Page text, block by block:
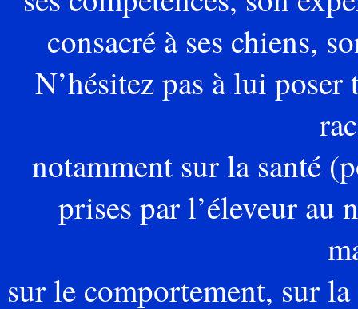
consacré à ses chiens,
N’hésitez pas à lui
notammentsur la santé
prises par l’éleveur au
sur le comportement, sur